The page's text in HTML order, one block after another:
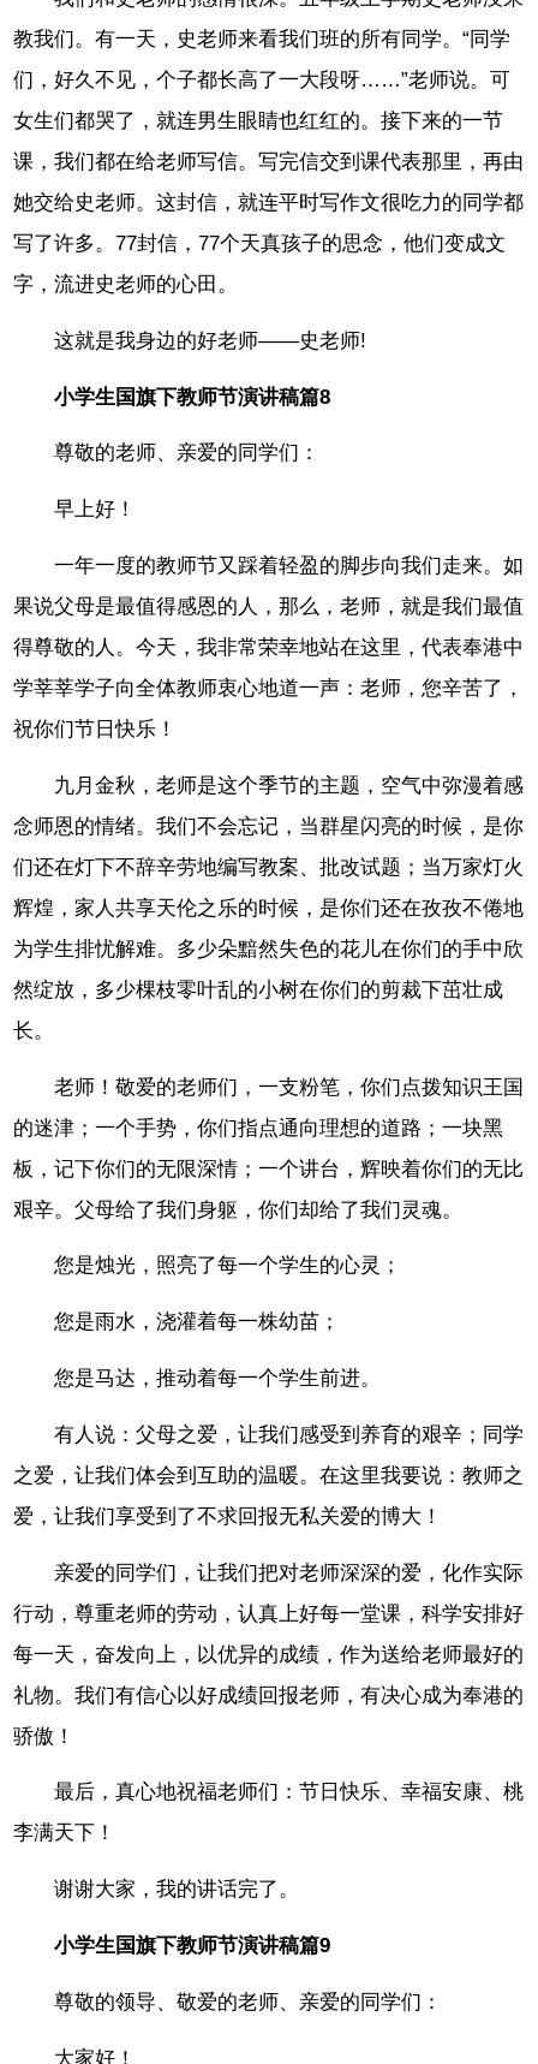
教我们。有一天，史老师来看我们班的所有同学。“同学
们，好久不见，个子都长高了一大段呀……”老师说。可
女生们都哭了，就连男生眼睛也红红的。接下来的一节
课，我们都在给老师写信。写完信交到课代表那里，再由
她交给史老师。这封信，就连平时写作文很吃力的同学都
写了许多。77封信，77个天真孩子的思念，他们变成文
字，流进史老师的心田。
这就是我身边的好老师——史老师!
小学生国旗下教师节演讲稿篇8
尊敬的老师、亲爱的同学们：
早上好！
一年一度的教师节又踩着轻盈的脚步向我们走来。如
果说父母是最值得感恩的人，那么，老师，就是我们最值
得尊敬的人。今天，我非常荣幸地站在这里，代表奉港中
学莘莘学子向全体教师衷心地道一声：老师，您辛苦了，
祝你们节日快乐！
九月金秋，老师是这个季节的主题，空气中弥漫着感
念师恩的情绪。我们不会忘记，当群星闪亮的时候，是你
们还在灯下不辞辛劳地编写教案、批改试题；当万家灯火
辉煌，家人共享天伦之乐的时候，是你们还在孜孜不倦地
为学生排忧解难。多少朵黯然失色的花儿在你们的手中欣
然绽放，多少棵枝零叶乱的小树在你们的剪裁下茁壮成
长。
老师！敬爱的老师们，一支粉笔，你们点拨知识王国
的迷津；一个手势，你们指点通向理想的道路；一块黑
板，记下你们的无限深情；一个讲台，辉映着你们的无比
艰辛。父母给了我们身躯，你们却给了我们灵魂。
您是烛光，照亮了每一个学生的心灵；
您是雨水，浇灌着每一株幼苗；
您是马达，推动着每一个学生前进。
有人说：父母之爱，让我们感受到养育的艰辛；同学
之爱，让我们体会到互助的温暖。在这里我要说：教师之
爱，让我们享受到了不求回报无私关爱的博大！
亲爱的同学们，让我们把对老师深深的爱，化作实际
行动，尊重老师的劳动，认真上好每一堂课，科学安排好
每一天，奋发向上，以优异的成绩，作为送给老师最好的
礼物。我们有信心以好成绩回报老师，有决心成为奉港的
骄傲！
最后，真心地祝福老师们：节日快乐、幸福安康、桃
李满天下！
谢谢大家，我的讲话完了。
小学生国旗下教师节演讲稿篇9
尊敬的领导、敬爱的老师、亲爱的同学们：
大家好！